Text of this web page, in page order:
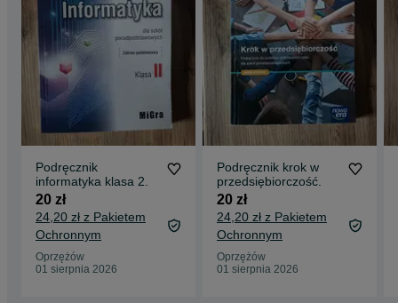
Podręcznik
informatyka klasa 2.
20 zł
24,20 zł z Pakietem
Ochronnym
Oprzężów
01 sierpnia 2026
Podręcznik krok w
przedsiębiorczość.
20 zł
24,20 zł z Pakietem
Ochronnym
Oprzężów
01 sierpnia 2026